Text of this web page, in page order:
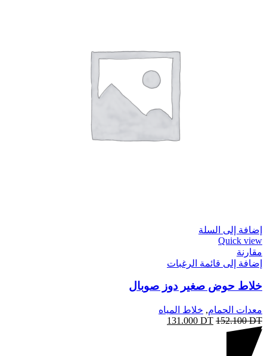
إضافة إلى السلة
Quick view
مقارنة
إضافة إلى قائمة الرغبات
خلاط حوض صغير دوز صوبال
معدات الحمام, خلاط المياه
152.100DT
131.000 DT